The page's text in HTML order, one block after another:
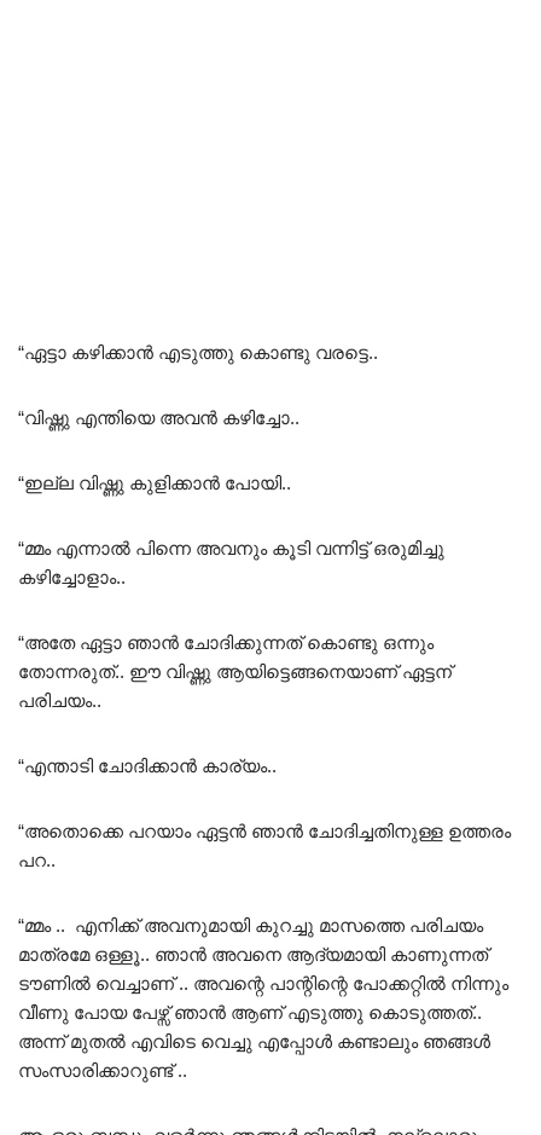
“ഏട്ടാ കഴിക്കാൻ എടുത്തു കൊണ്ടു വരട്ടെ..
“വിഷ്ണു എന്തിയെ അവൻ കഴിച്ചോ..
“ഇല്ല വിഷ്ണു കുളിക്കാൻ പോയി..
“മ്മം എന്നാൽ പിന്നെ അവനും കൂടി വന്നിട്ട് ഒരുമിച്ചു
കഴിച്ചോളാം..
“അതേ ഏട്ടാ ഞാൻ ചോദിക്കുന്നത് കൊണ്ടു ഒന്നും
തോന്നരുത്.. ഈ വിഷ്ണു ആയിട്ടെങ്ങനെയാണ് ഏട്ടന്
പരിചയം..
“എന്താടി ചോദിക്കാൻ കാര്യം..
“അതൊക്കെ പറയാം ഏട്ടൻ ഞാൻ ചോദിച്ചതിനുള്ള ഉത്തരം
പറ..
“മ്മം .. എനിക്ക് അവനുമായി കുറച്ചു മാസത്തെ പരിചയം
മാത്രമേ ഒള്ളൂ.. ഞാൻ അവനെ ആദ്യമായി കാണുന്നത്
ടൗണിൽ വെച്ചാണ് .. അവന്റെ പാന്റിന്റെ പോക്കറ്റിൽ നിന്നും
വീണു പോയ പേഴ്സ് ഞാൻ ആണ് എടുത്തു കൊടുത്തത്..
അന്ന് മുതൽ എവിടെ വെച്ചു എപ്പോൾ കണ്ടാലും ഞങ്ങൾ
സംസാരിക്കാറുണ്ട് ..